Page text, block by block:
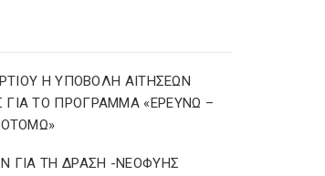
Η ΥΠΟΒΟΛΗ ΑΙΤΗΣΕΩΝ
ΤΟ ΠΡΟΓΡΑΜΜΑ «ΕΡΕΥΝΩ –
ΓΙΑ ΤΗ ΔΡΑΣΗ -ΝΕΟΦΥΗΣ